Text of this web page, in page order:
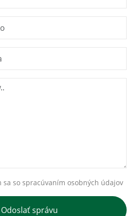
sa so spracúvaním osobných údajov
Odoslať správu